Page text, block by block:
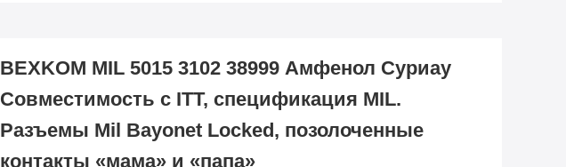
BEXKOM MIL 5015 3102 38999 Амфенол Суриау
Совместимость с ITT, спецификация MIL.
Разъемы Mil Bayonet Locked, позолоченные
контакты «мама» и «папа»